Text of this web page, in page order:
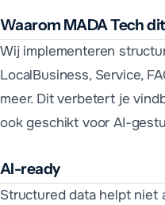
Waarom MADA Tech
Wij implementeren
LocalBusiness, Service,
meer. Dit verbetert je
ook geschikt voor AI-
AI-ready
Structured data helpt niet